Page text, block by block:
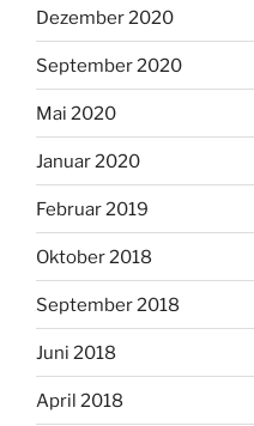
Dezember 2020
September 2020
Mai 2020
Januar 2020
Februar 2019
Oktober 2018
September 2018
Juni 2018
April 2018